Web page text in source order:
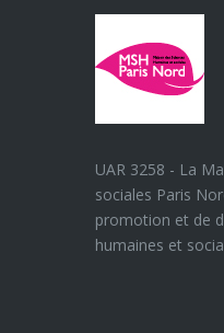
UAR 3258 - La
sociales Paris
promotion et de
humaines et